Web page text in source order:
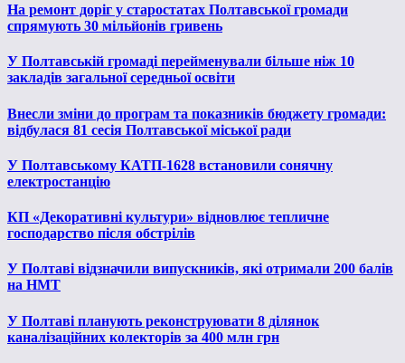
На ремонт доріг у старостатах Полтавської громади
спрямують 30 мільйонів гривень
У Полтавській громаді перейменували більше ніж 10
закладів загальної середньої освіти
Внесли зміни до програм та показників бюджету громади:
відбулася 81 сесія Полтавської міської ради
У Полтавському КАТП-1628 встановили сонячну
електростанцію
КП «Декоративні культури» відновлює тепличне
господарство після обстрілів
У Полтаві відзначили випускників, які отримали 200 балів
на НМТ
У Полтаві планують реконструювати 8 ділянок
каналізаційних колекторів за 400 млн грн